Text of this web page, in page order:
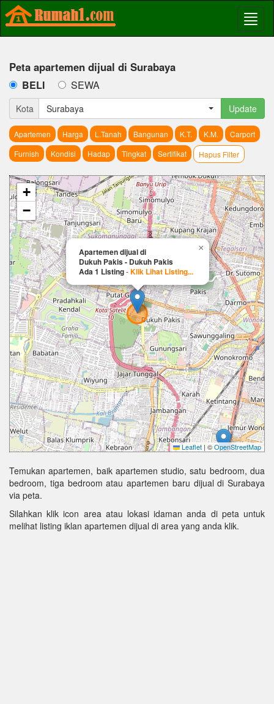
Peta apartemen dijual di Surabaya
BELI SEWA
Kota Surabaya Update
Apartemen Harga L.Tanah Bangunan K.T. K.M.
Carport
Furnish
Kondisi Hadap Tingkat Sertifikat Hapus Filter
Apartemen dijual di
Dukuh Pakis - Dukuh Pakis
Ada 1 Listing-Klik Lihat Listing...
×
+
−
Leaflet |©OpenStreetMap
Temukan apartemen, baik apartemen studio, satu bedroom, dua
bedroom, tiga bedroom atau apartemen baru dijual di Surabaya
via peta.
Silahkan klik icon area atau lokasi idaman anda di peta untuk
melihat listing iklan apartemen dijual di area yang anda klik.